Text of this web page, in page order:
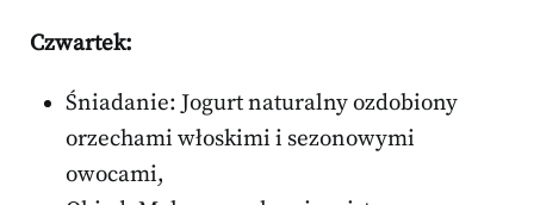
Czwartek:
Śniadanie: Jogurt naturalny ozdobiony
orzechami włoskimi i sezonowymi
owocami,